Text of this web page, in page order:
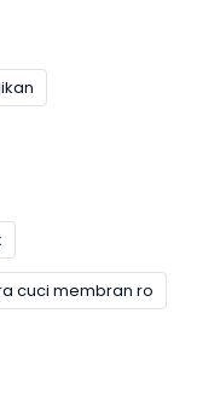
cuci membran ro